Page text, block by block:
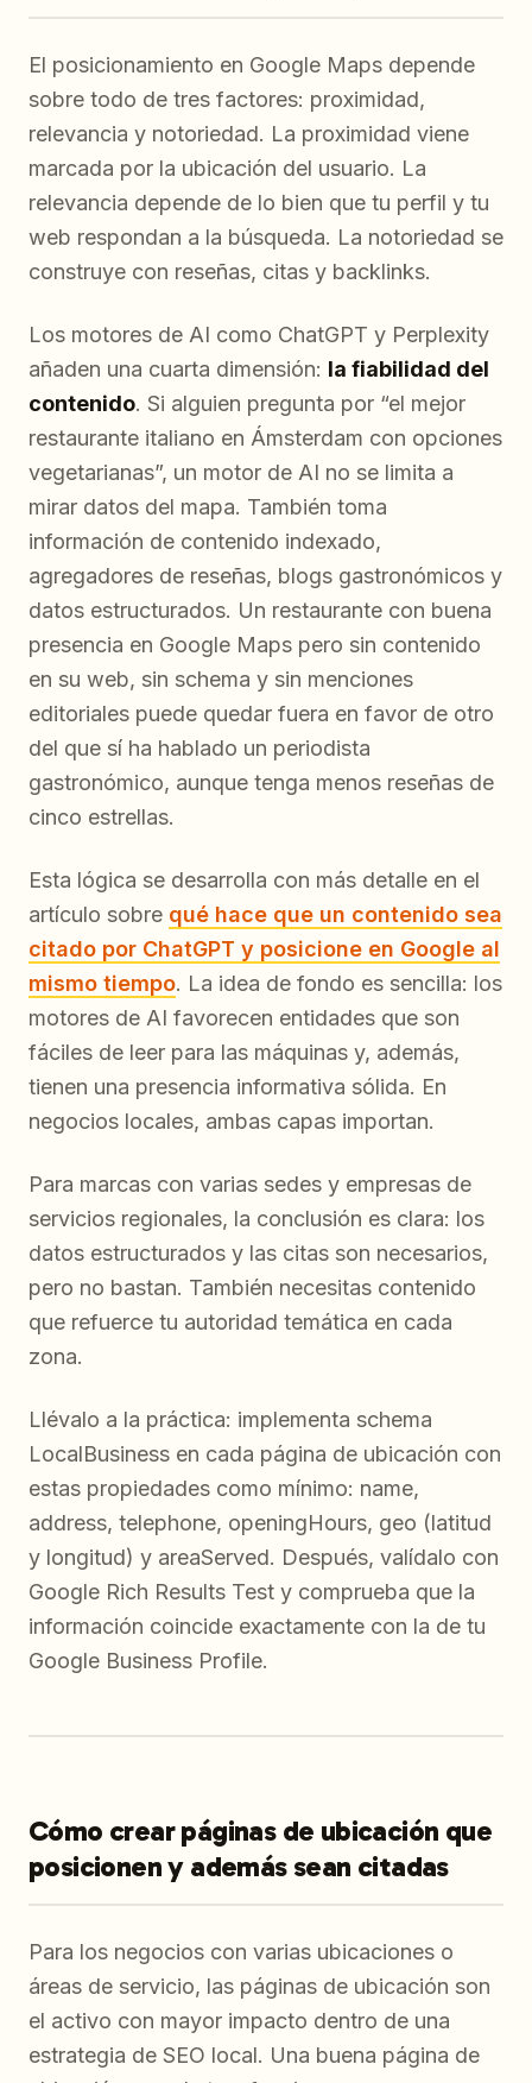
El posicionamiento en Google Maps depende
sobre todo de tres factores: proximidad,
relevancia y notoriedad. La proximidad viene
marcada por la ubicación del usuario. La
relevancia depende de lo bien que tu perfil y tu
web respondan a la búsqueda. La notoriedad se
construye con reseñas, citas y backlinks.
Los motores de AI como ChatGPT y Perplexity
añaden una cuarta dimensión: la fiabilidad del
contenido. Si alguien pregunta por “el mejor
restaurante italiano en Ámsterdam con opciones
vegetarianas”, un motor de AI no se limita a
mirar datos del mapa. También toma
información de contenido indexado,
agregadores de reseñas, blogs gastronómicos y
datos estructurados. Un restaurante con buena
presencia en Google Maps pero sin contenido
en su web, sin schema y sin menciones
editoriales puede quedar fuera en favor de otro
del que sí ha hablado un periodista
gastronómico, aunque tenga menos reseñas de
cinco estrellas.
Esta lógica se desarrolla con más detalle en el
artículo sobre qué hace que un contenido sea
citado por ChatGPT y posicione en Google al
mismo tiempo. La idea de fondo es sencilla: los
motores de AI favorecen entidades que son
fáciles de leer para las máquinas y, además,
tienen una presencia informativa sólida. En
negocios locales, ambas capas importan.
Para marcas con varias sedes y empresas de
servicios regionales, la conclusión es clara: los
datos estructurados y las citas son necesarios,
pero no bastan. También necesitas contenido
que refuerce tu autoridad temática en cada
zona.
Llévalo a la práctica: implementa schema
LocalBusiness en cada página de ubicación con
estas propiedades como mínimo: name,
address, telephone, openingHours, geo (latitud
y longitud) y areaServed. Después, valídalo con
Google Rich Results Test y comprueba que la
información coincide exactamente con la de tu
Google Business Profile.
Cómo crear páginas de ubicación que
posicionen y además sean citadas
Para los negocios con varias ubicaciones o
áreas de servicio, las páginas de ubicación son
el activo con mayor impacto dentro de una
estrategia de SEO local. Una buena página de